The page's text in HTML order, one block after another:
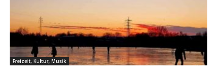
Freizeit, Kultur, Musik